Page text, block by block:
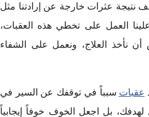
عثرات خارجة عن إرادتنا مثل
العمل على تخطي هذه العقبات،
نأخذ العلاج، ونعمل على الشفاء
عقبات سبباً في توقفك عن السير في
بل اجعل الخوف خوفاً إيجابياً